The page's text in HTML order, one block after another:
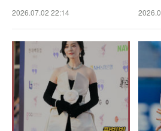
2026.07.02 22:14